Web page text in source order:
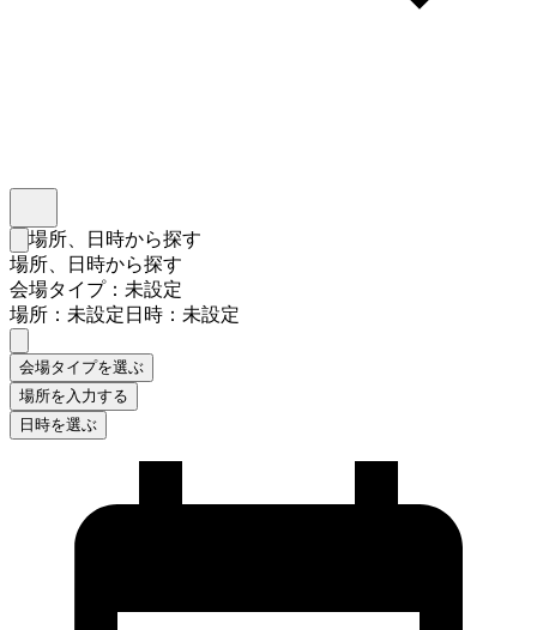
検索フォームを閉じる
場所、日時から探す
場所、日時から探す
会場タイプ：未設定
場所：未設定日時：未設定
会場タイプを選ぶ
場所を入力する
日時を選ぶ